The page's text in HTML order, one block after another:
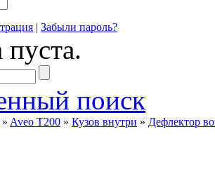
| Забыли пароль?
поиск
» Aveo T200 » Кузов внутри » Дефлектор